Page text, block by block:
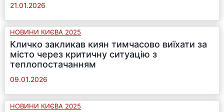
21.01.2026
НОВИНИ КИЄВА 2025
Кличко закликав киян тимчасово виїхати за
місто через критичну ситуацію з
теплопостачанням
09.01.2026
НОВИНИ КИЄВА 2025